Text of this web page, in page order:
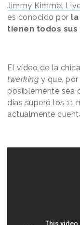
Jimmy Kimmel
es conocido por
tienen todos sus
El vídeo de la
twerking y que, por
posiblemente sea
días superó los 11
actualmente